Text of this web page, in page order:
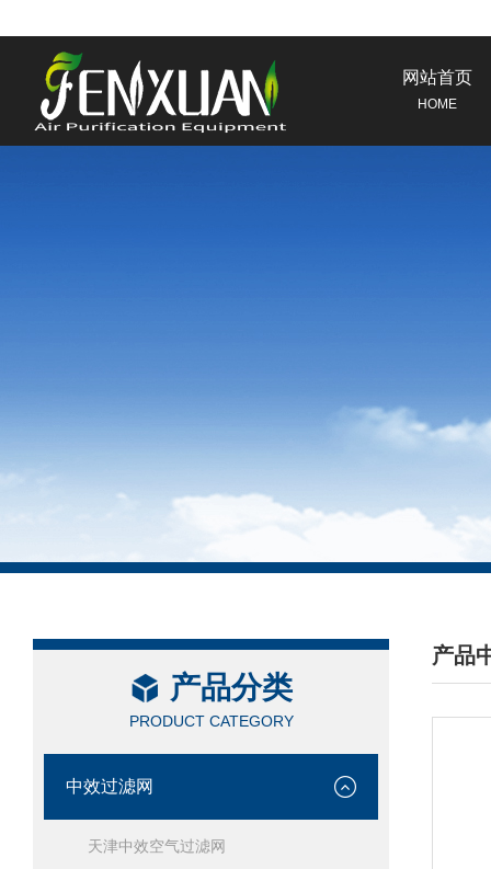
网站首页
HOME
产品分类
PRODUCT CATEGORY
中效过滤网
天津中效空气过滤网
产品
/